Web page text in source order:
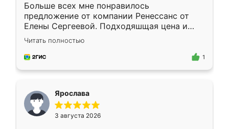
Больше всех мне понравилось
предложение от компании Ренессанс от
Елены Сергеевой. Подходяшщая цена и
короткие сроки изготовления. Приехавший
для замера сотрудник Владислав
предложил по моему эскизу самый
Читать полностью
1
Ярослава
3 августа 2026